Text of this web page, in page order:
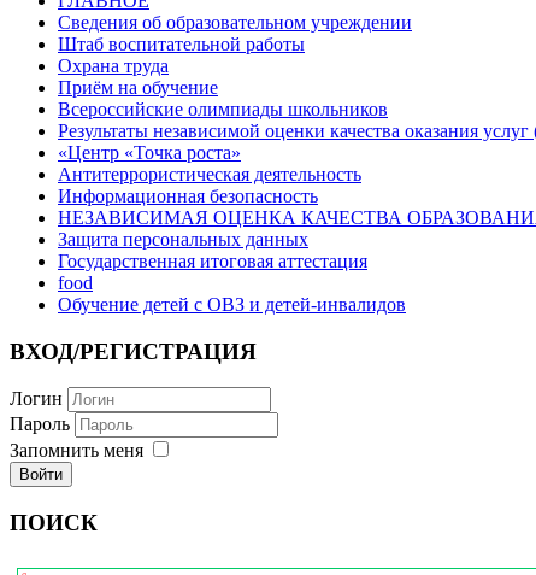
Сведения об образовательном учреждении
Штаб воспитательной работы
Охрана труда
Приём на обучение
Всероссийские олимпиады школьников
Результаты независимой оценки качества оказания
«Центр «Точка роста»
Антитеррористическая деятельность
Информационная безопасность
НЕЗАВИСИМАЯ ОЦЕНКА КАЧЕСТВА
Защита персональных данных
Государственная итоговая аттестация
food
Обучение детей с ОВЗ и детей-инвалидов
ВХОД/РЕГИСТРАЦИЯ
Логин
Пароль
Запомнить меня
ПОИСК